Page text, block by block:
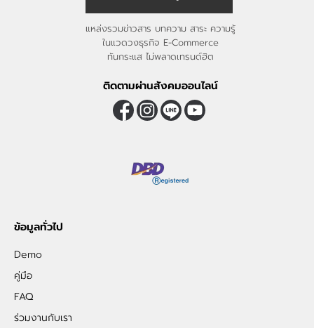
แหล่งรวมข่าวสาร บทความ สาระ ความรู้
ในแวดวงธุรกิจ E-Commerce
ทันกระแส ไม่พลาดเทรนด์ฮิต
ติดตามผ่านสังคมออนไลน์
ข้อมูลทั่วไป
Demo
คู่มือ
FAQ
ร่วมงานกับเรา